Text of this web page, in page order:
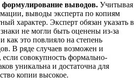
формулирование выводов. Учитывая
выводы эксперта по копиям
характер. Эксперт обязан указать в
не могли быть оценены из-за
как это повлияло на степень
В ряде случаев возможен и
совокупность формально-
уникальна и достаточна для
копии высокое.